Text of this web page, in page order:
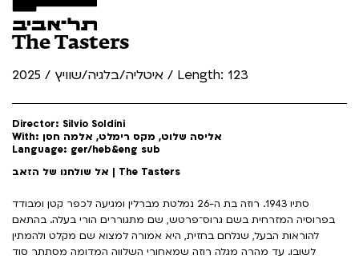
The Tasters
איטליה/בלגיה/שוויץ / 2025 / Length: 123
Director: Silvio Soldini
With: אליסה שלוט, מקס רימלט, אלמה חסן
Language: ger/heb&eng sub
אל שולחנו של הזאב | The Tasters
סתיו 1943. רוזה בת ה-26 נמלטת מברלין ומגיעה לכפר קטן ומבודד
בפרוסיה המזרחית בשם גרוס־פרטש, שם מתגוררים הורי בעלה. בהתאם
להוראות הבעל, שנלחם בחזית, היא אמורה למצוא שם מקלט ולהמתין
לשובו. עד מהרה מגלה רוזה שמאחורי השלווה המדומה מסתתר סוד